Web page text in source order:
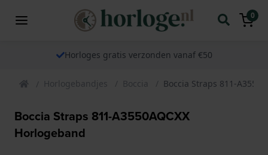
0
Horloges gratis verzonden vanaf €50
Horlogebandjes Boccia Boccia Straps 811-
Boccia Straps 811-A3550AQCXX
Horlogeband